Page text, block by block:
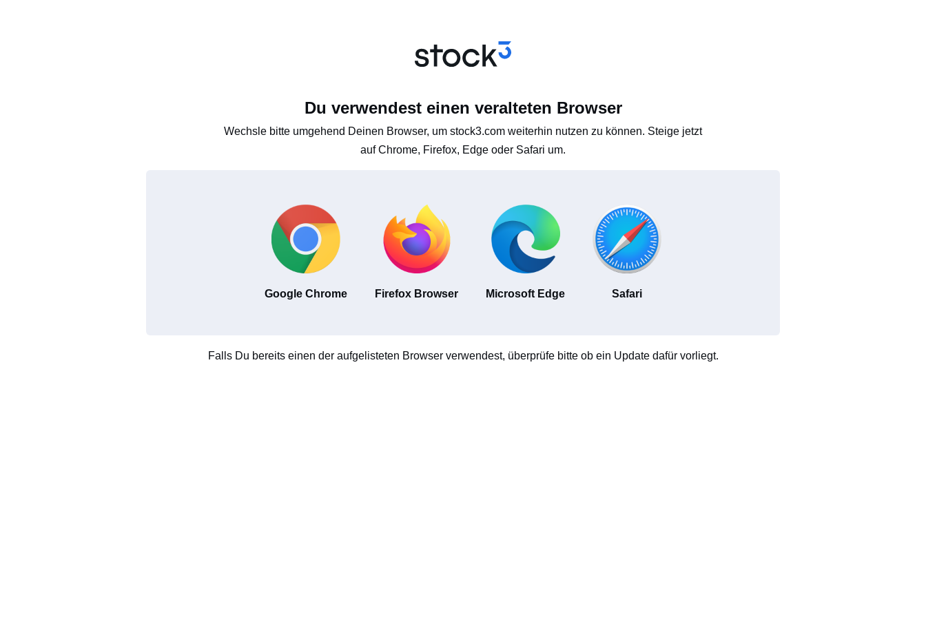
Du verwendest einen veralteten Browser
Wechsle bitte umgehend Deinen Browser, um stock3.com weiterhin nutzen zu können. Steige jetzt
auf Chrome, Firefox, Edge oder Safari um.
Google Chrome Firefox Browser Microsoft Edge Safari
Falls Du bereits einen der aufgelisteten Browser verwendest, überprüfe bitte ob ein Update dafür vorliegt.